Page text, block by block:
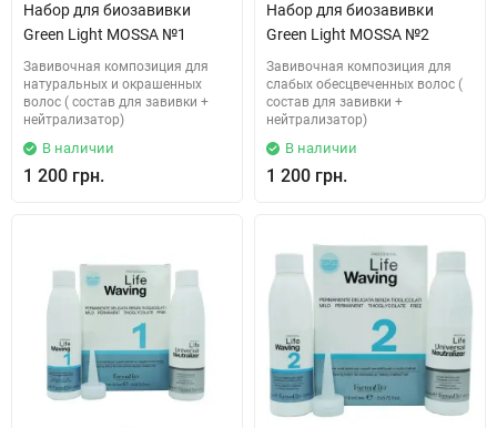
Набор для биозавивки
Green Light MOSSA №1
Завивочная композиция для
натуральных и окрашенных
волоc ( состав для завивки +
нейтрализатор)
В наличии
1 200 грн.
Набор для биозавивки
Green Light MOSSA №2
Завивочная композиция для
слабых обесцвеченных волос (
состав для завивки +
нейтрализатор)
В наличии
1 200 грн.